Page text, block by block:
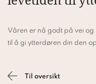
Våren er nå godt på vei
til å gi ytterdøren din den
Til oversikt